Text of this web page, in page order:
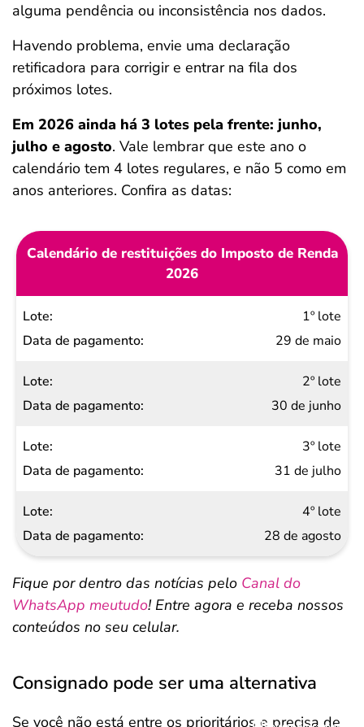
alguma pendência ou inconsistência nos dados.
Havendo problema, envie uma declaração
retificadora para corrigir e entrar na fila dos
próximos lotes.
Em 2026 ainda há 3 lotes pela frente: junho,
julho e agosto. Vale lembrar que este ano o
calendário tem 4 lotes regulares, e não 5 como em
anos anteriores. Confira as datas:
Calendário de restituições do Imposto de Renda
2026
Lote
Data de
1º lote
29 de maio
2º lote
30 de junho
3º lote
31 de julho
4º lote
28 de agosto
Fique por dentro das notícias pelo Canal do
WhatsApp meutudo! Entre agora e receba nossos
conteúdos no seu celular.
Consignado pode ser uma alternativa
Se você não está entre os prioritários e precisa de